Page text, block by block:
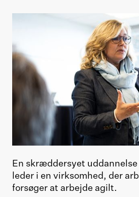
En skræddersyet
leder i en virksomhed, der
forsøger at arbejde agilt.